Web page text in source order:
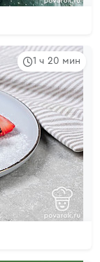
1 ч 20 мин